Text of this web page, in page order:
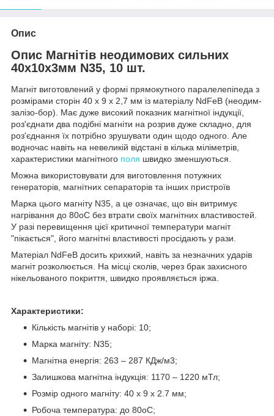
Опис
Опис Магнітів неодимових сильних
40x10x3мм N35, 10 шт.
Магніт виготовлений у формі прямокутного паралелепіпеда з
розмірами сторін 40 x 9 x 2,7 мм із матеріалу NdFeB (неодим-
залізо-бор). Має дуже високий показник магнітної індукції,
роз'єднати два подібні магніти на розрив дуже складно, для
роз'єднання їх потрібно зрушувати один щодо одного. Але
водночас навіть на невеликій відстані в кілька міліметрів,
характеристики магнітного поля швидко зменшуються.
Можна використовувати для виготовлення потужних
генераторів, магнітних сепараторів та інших пристроїв
Марка цього магніту N35, а це означає, що він витримує
нагрівання до 80oC без втрати своїх магнітних властивостей.
У разі перевищення цієї критичної температури магніт
"пікається", його магнітні властивості просідають у рази.
Матеріал NdFeB досить крихкий, навіть за незначних ударів
магніт розколюється. На місці сколів, через брак захисного
нікельованого покриття, швидко проявляється іржа.
Характеристики:
Кількість магнітів у наборі: 10;
Марка магніту: N35;
Магнітна енергія: 263 – 287 КДж/м3;
Залишкова магнітна індукція: 1170 – 1220 мТл;
Розмір одного магніту: 40 x 9 x 2.7 мм;
Робоча температура: до 80oC;